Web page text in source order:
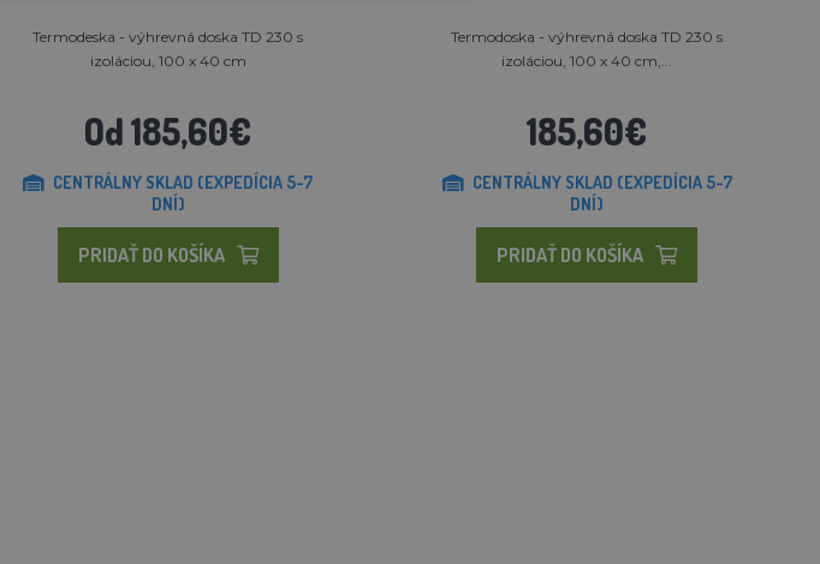
Termodeska - výhrevná doska TD 230 s
izoláciou, 100 x 40 cm
Od 185,60€
CENTRÁLNY SKLAD (EXPEDÍCIA 5-7
DNÍ)
PRIDAŤ DO KOŠÍKA
Termodoska - výhrevná doska TD 230 s
izoláciou, 100 x 40 cm,...
185,60€
CENTRÁLNY SKLAD (EXPEDÍCIA 5-7
DNÍ)
PRIDAŤ DO KOŠÍKA